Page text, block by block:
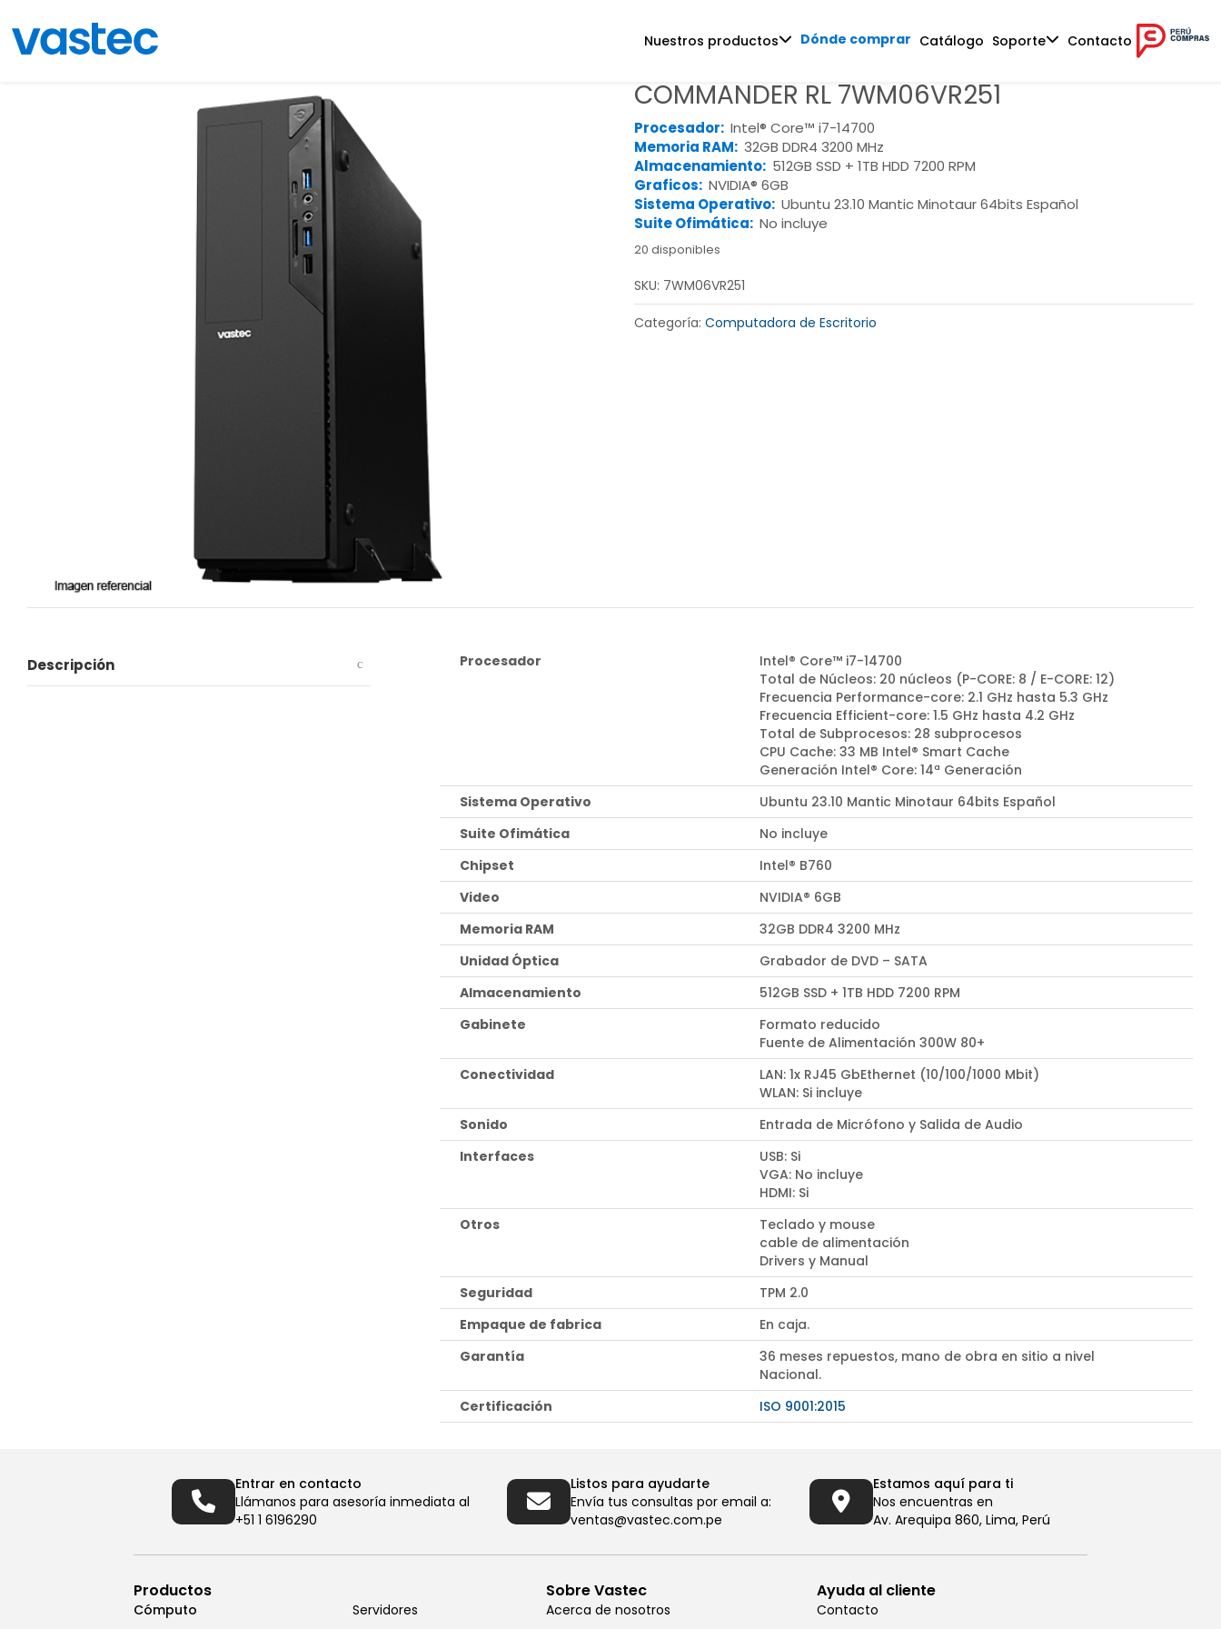
Nuestros productos Dónde comprar Catálogo Soporte Contacto
COMMANDER RL 7WM06VR251
Procesador: Intel® Core™ i7-14700
Memoria RAM: 32GB DDR4 3200 MHz
Almacenamiento: 512GB SSD + 1TB HDD 7200 RPM
Graficos: NVIDIA® 6GB
Sistema Operativo: Ubuntu 23.10 Mantic Minotaur 64bits Español
Suite Ofimática: No incluye
20 disponibles
SKU: 7WM06VR251
Categoría: Computadora de Escritorio
Descripción Procesador
Intel® Core™ i7-14700
Total de Núcleos: 20 núcleos (P-CORE: 8 / E-CORE: 12)
Frecuencia Performance-core: 2.1 GHz hasta 5.3 GHz
Frecuencia Efficient-core: 1.5 GHz hasta 4.2 GHz
Total de Subprocesos: 28 subprocesos
CPU Cache: 33 MB Intel® Smart Cache
Generación Intel® Core: 14ª Generación
Sistema Operativo
Ubuntu 23.10 Mantic Minotaur 64bits Español
Suite Ofimática
No incluye
Chipset
Intel® B760
Video
NVIDIA® 6GB
Memoria RAM
32GB DDR4 3200 MHz
Unidad Óptica
Grabador de DVD – SATA
Almacenamiento
512GB SSD + 1TB HDD 7200 RPM
Gabinete
Formato reducido
Fuente de Alimentación 300W 80+
Conectividad
LAN: 1x RJ45 GbEthernet (10/100/1000 Mbit)
WLAN: Si incluye
Sonido
Entrada de Micrófono y Salida de Audio
Interfaces
USB: Si
VGA: No incluye
HDMI: Si
Otros
Teclado y mouse
cable de alimentación
Drivers y Manual
Seguridad
TPM 2.0
Empaque de fabrica
En caja.
Garantía
36 meses repuestos, mano de obra en sitio a nivel
Nacional.
Certificación
ISO 9001:2015
Entrar en contacto
Llámanos para asesoría inmediata al
+51 1 6196290
Listos para ayudarte
Envía tus consultas por email a:
ventas@vastec.com.pe
Estamos aquí para ti
Nos encuentras en
Av. Arequipa 860, Lima, Perú
Productos
Cómputo
Servidores
Sobre Vastec
Acerca de nosotros
Ayuda al cliente
Contacto